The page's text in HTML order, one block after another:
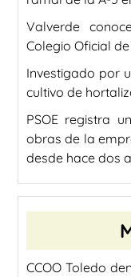
Valverde
Colegio Oficial
Investigado por
cultivo de
PSOE registra
obras de la
desde hace dos
CCOO Toledo